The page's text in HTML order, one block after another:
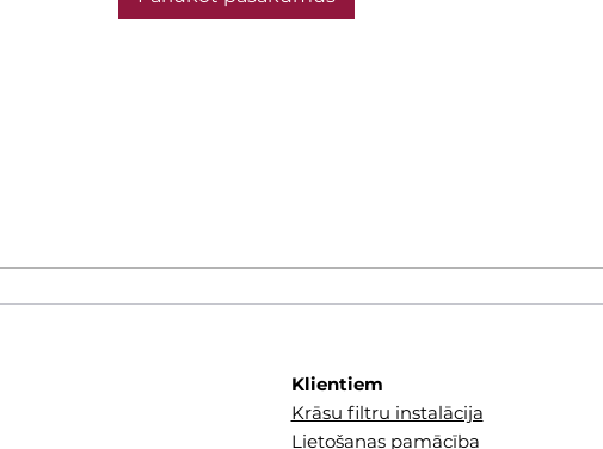
Klientiem
Krāsu filtru instalācija
Lietošanas pamācība